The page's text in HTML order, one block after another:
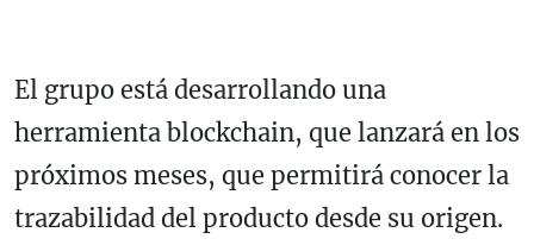
El grupo está desarrollando una
herramienta blockchain, que lanzará en los
próximos meses, que permitirá conocer la
trazabilidad del producto desde su origen.